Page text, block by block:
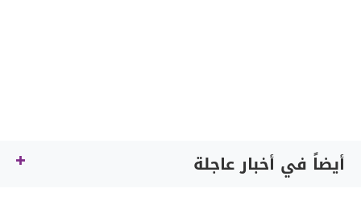
أيضاً في أخبار عاجلة